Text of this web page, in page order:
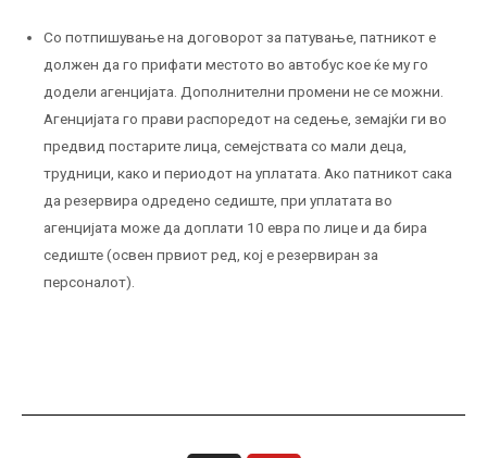
Со потпишување на договорот за патување, патникот е
должен да го прифати местото во автобус кое ќе му го
додели агенцијата. Дополнителни промени не се можни.
Агенцијата го прави распоредот на седење, земајќи ги во
предвид постарите лица, семејствата со мали деца,
трудници, како и периодот на уплатата. Ако патникот сака
да резервира одредено седиште, при уплатата во
агенцијата може да доплати 10 евра по лице и да бира
седиште (освен првиот ред, кој е резервиран за
персоналот).